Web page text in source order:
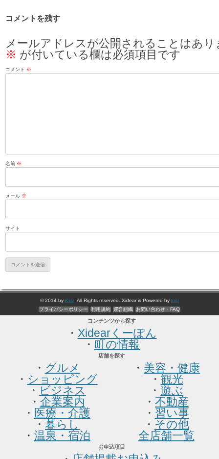
コメントを残す
メールアドレスが公開されることはあり
※ が付いている欄は必須項目です
コメント ※
名前 ※
メール ※
サイト
© 2014 by Kxiz. All Rights reserved. Xidear is Powered by kxiz
プライバシーポリシー
利用規約 運営組織 お問い合わせ・FAQ
コンテンツから探す
・ Xidearくーぽん
・ 町の情報
店舗を探す
・ グルメ
・ ショッピング
・ ビジネス
・ 企業案内
・ 医療・介護
・ 暮らし
・ 温泉・宿泊
・ 美容・健康
・ 観光
・ 遊ぶ
・ 不動産
・ 習い事
・ その他
全店舗一覧
お申込項目